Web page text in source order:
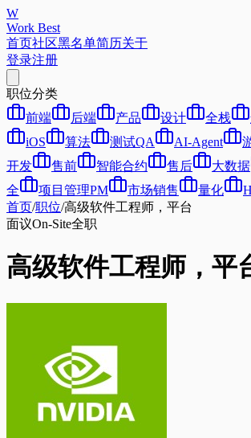
W
Work Best
首页社区黑名单简历关于
登录注册
职位分类
前端
后端 产品 设计 全栈
iOS
算法 测试QA AI-Agent
开发
售前 智能合约 售后 大数据
全
项目管理PM 市场销售 量化
首页/职位/高级软件工程师，平台
面议On-Site全职
高级软件工程师，平